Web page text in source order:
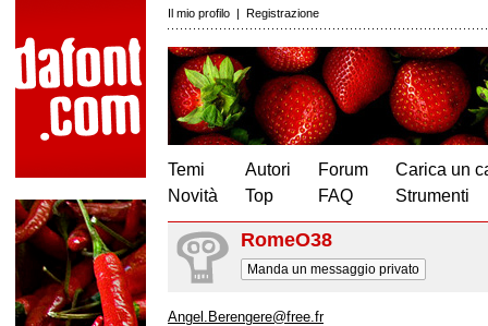
Il mio profilo | Registrazione
Temi
Novità
Autori
Top
Forum
FAQ
Carica un
Strumenti
RomeO38
Manda un messaggio privato
Angel.Berengere@free.fr